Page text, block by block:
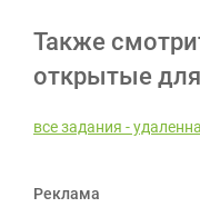
Также
открытые
все задания -
Реклама